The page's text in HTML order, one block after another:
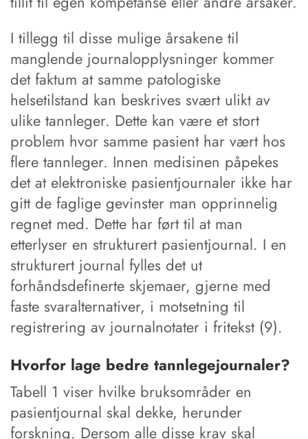
I tillegg til disse mulige årsakene til
manglende journalopplysninger kommer
det faktum at samme patologiske
helsetilstand kan beskrives svært ulikt av
ulike tannleger. Dette kan være et stort
problem hvor samme pasient har vært hos
flere tannleger. Innen medisinen påpekes
det at elektroniske pasientjournaler ikke har
gitt de faglige gevinster man opprinnelig
regnet med. Dette har ført til at man
etterlyser en strukturert pasientjournal. I en
strukturert journal fylles det ut
forhåndsdefinerte skjemaer, gjerne med
faste svaralternativer, i motsetning til
registrering av journalnotater i fritekst (9).
Hvorfor lage bedre tannlegejournaler?
Tabell 1 viser hvilke bruksområder en
pasientjournal skal dekke, herunder
forskning. Dersom alle disse krav skal